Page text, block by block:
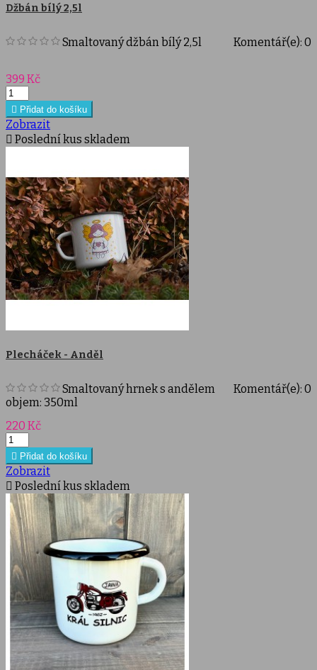
Džbán bílý 2,5l
Komentář(e): 0
Smaltovaný džbán bílý 2,5l
Cena
399 Kč
 Přidat do košíku
Zobrazit
 Poslední kus skladem
Plecháček - Anděl
Komentář(e): 0
Smaltovaný hrnek s andělem
objem: 350ml
Cena
220 Kč
 Přidat do košíku
Zobrazit
 Poslední kus skladem